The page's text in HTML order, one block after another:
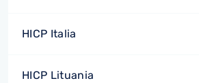
HICP Italia
HICP Lituania